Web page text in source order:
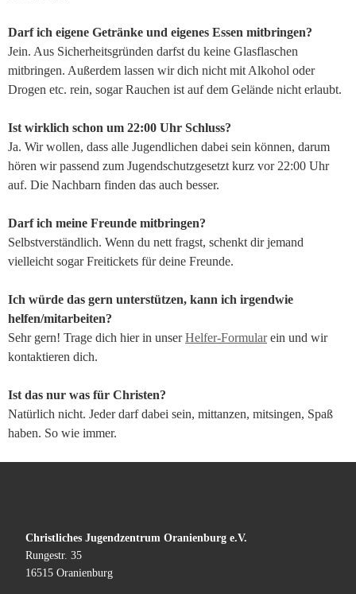
Darf ich eigene Getränke und eigenes Essen mitbringen?
Jein. Aus Sicherheitsgründen darfst du keine Glasflaschen
mitbringen. Außerdem lassen wir dich nicht mit Alkohol oder
Drogen etc. rein, sogar Rauchen ist auf dem Gelände nicht erlaubt.
Ist wirklich schon um 22:00 Uhr Schluss?
Ja. Wir wollen, dass alle Jugendlichen dabei sein können, darum
hören wir passend zum Jugendschutzgesetzt kurz vor 22:00 Uhr
auf. Die Nachbarn finden das auch besser.
Darf ich meine Freunde mitbringen?
Selbstverständlich. Wenn du nett fragst, schenkt dir jemand
vielleicht sogar Freitickets für deine Freunde.
Ich würde das gern unterstützen, kann ich irgendwie
helfen/mitarbeiten?
Sehr gern! Trage dich hier in unserHelfer-Formularein und wir
kontaktieren dich.
Ist das nur was für Christen?
Natürlich nicht. Jeder darf dabei sein, mittanzen, mitsingen, Spaß
haben. So wie immer.
Christliches Jugendzentrum Oranienburg e.V.
Rungestr. 35
16515 Oranienburg